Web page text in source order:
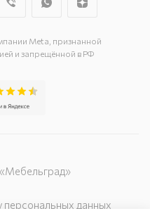
Маркса, д. 68
Meta, признанной
и запрещённой в РФ
персональных данных